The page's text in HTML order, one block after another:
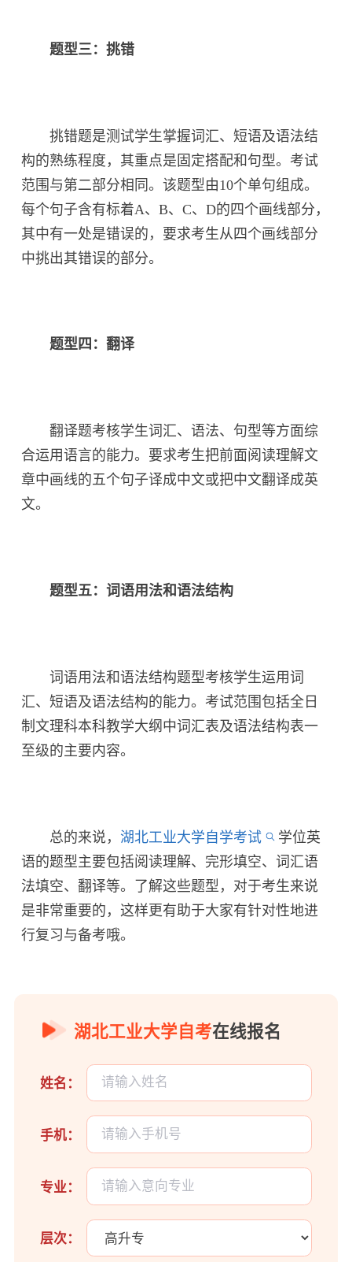
题型三：挑错
挑错题是测试学生掌握词汇、短语及语法结
构的熟练程度，其重点是固定搭配和句型。考试
范围与第二部分相同。该题型由10个单句组成。
每个句子含有标着A、B、C、D的四个画线部分，
其中有一处是错误的，要求考生从四个画线部分
中挑出其错误的部分。
题型四：翻译
翻译题考核学生词汇、语法、句型等方面综
合运用语言的能力。要求考生把前面阅读理解文
章中画线的五个句子译成中文或把中文翻译成英
文。
题型五：词语用法和语法结构
词语用法和语法结构题型考核学生运用词
汇、短语及语法结构的能力。考试范围包括全日
制文理科本科教学大纲中词汇表及语法结构表一
至级的主要内容。
总的来说， 湖北工业大学自学考试
学位英
语的题型主要包括阅读理解、完形填空、词汇语
法填空、翻译等。了解这些题型，对于考生来说
是非常重要的，这样更有助于大家有针对性地进
行复习与备考哦。
湖北工业大学自考在线报名
姓名：
手机：
专业：
层次：